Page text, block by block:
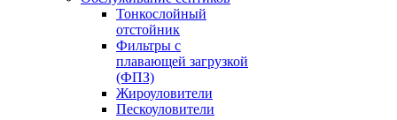
Тонкослойный
отстойник
Фильтры с
плавающей загрузкой
(ФПЗ)
Жироуловители
Пескоуловители